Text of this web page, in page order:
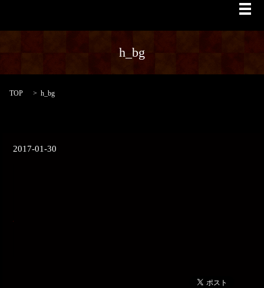
メ
h_bg
TOP h_bg
2017-01-30